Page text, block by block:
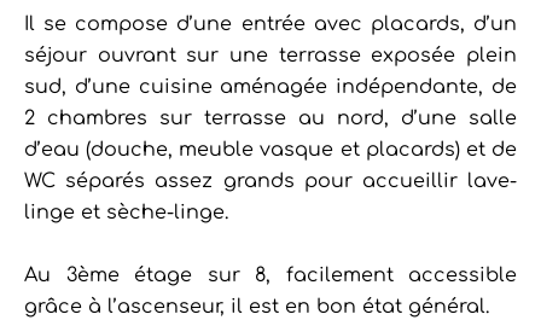
Il se compose d’une entrée avec placards, d’un
séjour ouvrant sur une terrasse exposée plein
sud, d’une cuisine aménagée indépendante, de
2 chambres sur terrasse au nord, d’une salle
d’eau (douche, meuble vasque et placards) et de
WC séparés assez grands pour accueillir lave-
linge et sèche-linge.
Au 3ème étage sur 8, facilement accessible
grâce à l’ascenseur, il est en bon état général.